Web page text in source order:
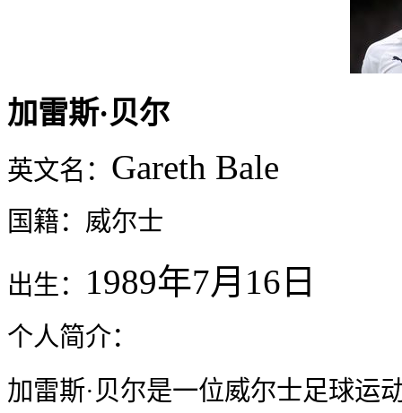
加雷斯·贝尔
英文名： Gareth Bale
国籍：威尔士
出生： 1989年7月16日
个人简介：
加雷斯·贝尔是一位威尔士足球运